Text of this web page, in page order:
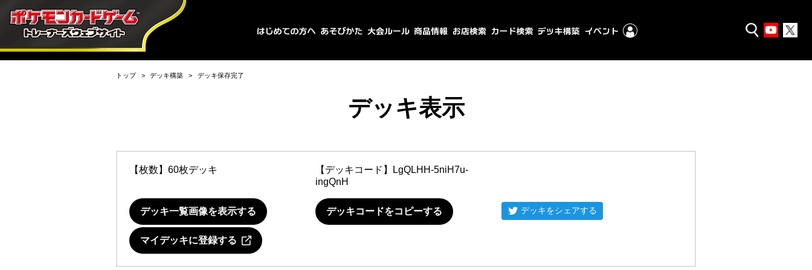
トップ デッキ構築 デッキ保存完了
デッキ表示
【枚数】60枚デッキ 【デッキコード】
LgQLHH-5niH7u-
ingQnH
デッキ一覧画像を表示する デッキコードをコピーする デッキをシェアする
マイデッキに登録する